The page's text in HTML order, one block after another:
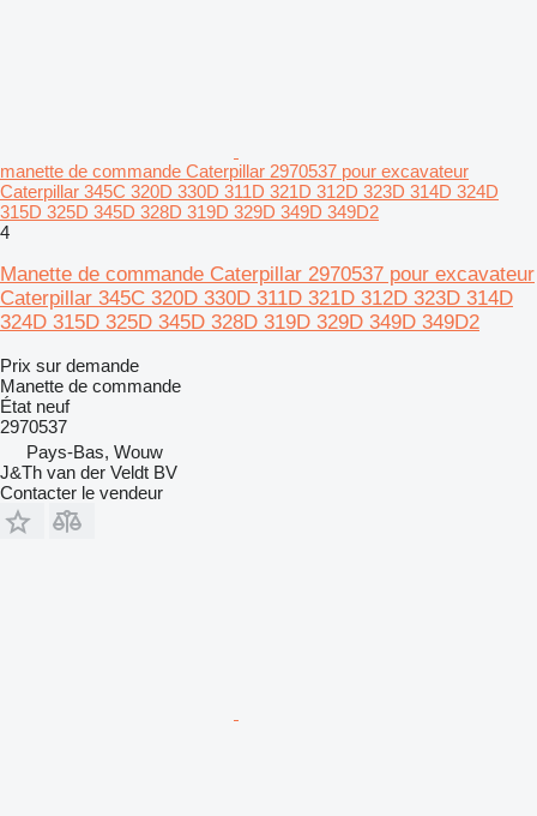
manette de commande Caterpillar 2970537 pour excavateur
Caterpillar 345C 320D 330D 311D 321D 312D 323D 314D 324D
315D 325D 345D 328D 319D 329D 349D 349D2
4
Manette de commande Caterpillar 2970537 pour excavateur
Caterpillar 345C 320D 330D 311D 321D 312D 323D 314D
324D 315D 325D 345D 328D 319D 329D 349D 349D2
Prix sur demande
Manette de commande
État neuf
2970537
Pays-Bas, Wouw
J&Th van der Veldt BV
Contacter le vendeur